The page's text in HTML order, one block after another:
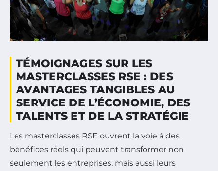
TÉMOIGNAGES SUR LES
MASTERCLASSES RSE : DES
AVANTAGES TANGIBLES AU
SERVICE DE L’ÉCONOMIE, DES
TALENTS ET DE LA STRATÉGIE
Les masterclasses RSE ouvrent la voie à des
bénéfices réels qui peuvent transformer non
seulement les entreprises, mais aussi leurs